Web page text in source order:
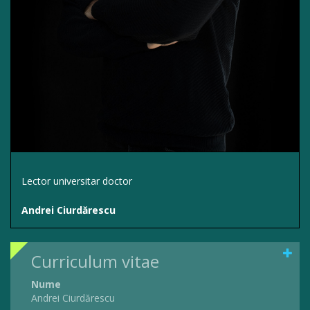
Lector universitar doctor
Andrei Ciurdărescu
Curriculum vitae
Nume
Andrei Ciurdărescu